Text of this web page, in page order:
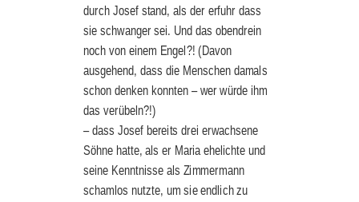
durch Josef stand, als der erfuhr dass
sie schwanger sei. Und das obendrein
noch von einem Engel?! (Davon
ausgehend, dass die Menschen damals
schon denken konnten – wer würde ihm
das verübeln?!)
– dass Josef bereits drei erwachsene
Söhne hatte, als er Maria ehelichte und
seine Kenntnisse als Zimmermann
schamlos nutzte, um sie endlich zu